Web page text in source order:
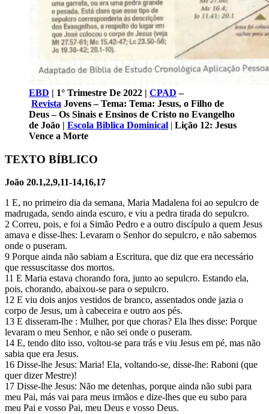
EBD | 1° Trimestre De 2022 | CPAD –
Revista Jovens – Tema: Tema: Jesus, o Filho de
Deus – Os Sinais e Ensinos de Cristo no Evangelho
de João | Escola Biblica Dominical | Lição 12: Jesus
Vence a Morte
TEXTO BÍBLICO
João 20.1,2,9,11-14,16,17
1 E, no primeiro dia da semana, Maria Madalena foi ao sepulcro de
madrugada, sendo ainda escuro, e viu a pedra tirada do sepulcro.
2 Correu, pois, e foi a Simão Pedro e a outro discípulo a quem Jesus
amava e disse-lhes: Levaram o Senhor do sepulcro, e não sabemos
onde o puseram.
9 Porque ainda não sabiam a Escritura, que diz que era necessário
que ressuscitasse dos mortos.
11 E Maria estava chorando fora, junto ao sepulcro. Estando ela,
pois, chorando, abaixou-se para o sepulcro.
12 E viu dois anjos vestidos de branco, assentados onde jazia o
corpo de Jesus, um à cabeceira e outro aos pés.
13 E disseram-lhe : Mulher, por que choras? Ela lhes disse: Porque
levaram o meu Senhor, e não sei onde o puseram.
14 E, tendo dito isso, voltou-se para trás e viu Jesus em pé, mas não
sabia que era Jesus.
16 Disse-lhe Jesus: Maria! Ela, voltando-se, disse-lhe: Raboni (que
quer dizer Mestre)!
17 Disse-lhe Jesus: Não me detenhas, porque ainda não subi para
meu Pai, más vai para meus irmãos e dize-lhes que eu subo para
meu Pai e vosso Pai, meu Deus e vosso Deus.